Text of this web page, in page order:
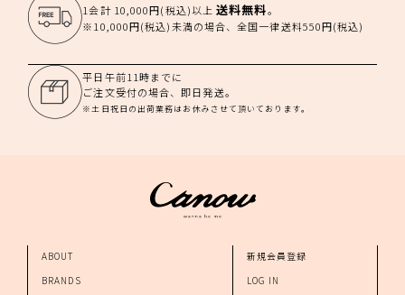
1会計 10,000円(税込)以上送料無料。
※10,000円(税込)未満の場合、全国一律送料550円(税込)
平日午前11時までに
ご注文受付の場合、即日発送。
※土日祝日の出荷業務はお休みさせて頂いております。
ABOUT
BRANDS
新規会員登録
LOG IN